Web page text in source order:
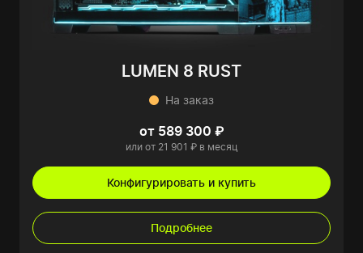
LUMEN 8 RUST
На заказ
от 589 300 ₽
или от 21 901 ₽ в месяц
Конфигурировать и купить
Подробнее